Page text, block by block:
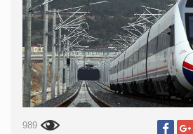
989